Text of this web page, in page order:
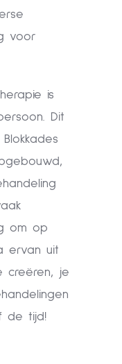
voor
is
Dit
om op
ervan uit
creëren, je
de tijd!